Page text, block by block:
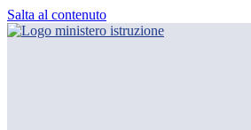
Salta al contenuto